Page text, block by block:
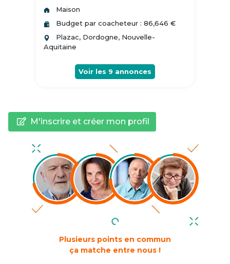
Maison
Budget par coacheteur : 86,646 €
Plazac, Dordogne, Nouvelle-
Aquitaine
Voir les 9 annonces
M'inscrire et créer mon profil
Plusieurs points en commun
ça matche entre nous !